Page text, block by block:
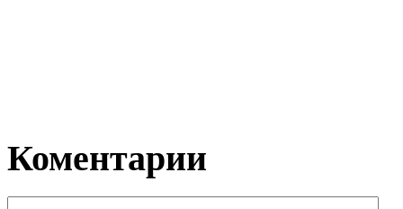
Коментарии